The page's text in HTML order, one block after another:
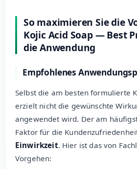
So maximieren Sie die
Kojic Acid Soap — Best
die Anwendung
Empfohlenes
Selbst die am besten formulierte
erzielt nicht die gewünschte
angewendet wird. Der am
Faktor für die
Einwirkzeit. Hier ist das von
Vorgehen: